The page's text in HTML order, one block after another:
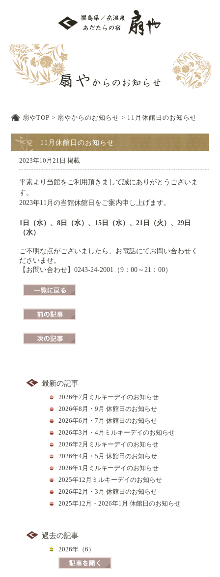
扇やTOP > 扇やからのお知らせ> 11月休館日のお知らせ
11月休館日のお知らせ
2023年10月21日 掲載
平素より当館をご利用頂きまして誠にありがとうございま
す。
2023年11月の当館休館日をご案内申し上げます。
1日（水）、8日（水）、15日（水）、21日（火）、29日
（水）
ご不明な点がございましたら、お電話にてお問い合わせく
ださいませ。
【お問い合わせ】0243-24-2001（9：00～21：00）
最新の記事
2026年7月ミルキーデイのお知らせ
2026年8月・9月 休館日のお知らせ
2026年6月・7月 休館日のお知らせ
2026年3月・4月ミルキーデイのお知らせ
2026年2月ミルキーデイのお知らせ
2026年4月・5月 休館日のお知らせ
2026年1月ミルキーデイのお知らせ
2025年12月ミルキーデイのお知らせ
2026年2月・3月 休館日のお知らせ
2025年12月・2026年1月 休館日のお知らせ
過去の記事
2026年（6）